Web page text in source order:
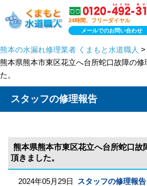
24時間、フリーダイヤル
メールでのお問い合わせ
熊本の水漏れ修理業者 くまもと水道職人 >
熊本県熊本市東区花立へ台所蛇口故障の修
た。
スタッフの修理報告
熊本県熊本市東区花立へ台所蛇口故
頂きました。
2024年05月29日 スタッフの修理報告